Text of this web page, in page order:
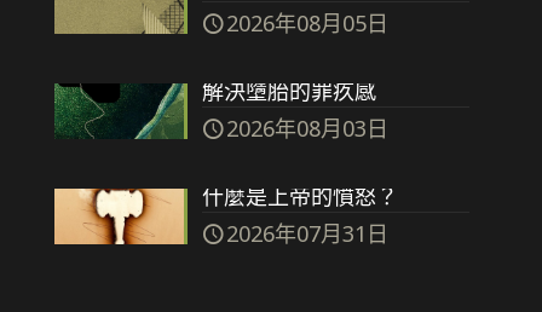
2026年08月05日
解決墮胎的罪疚感
2026年08月03日
什麼是上帝的憤怒？
2026年07月31日